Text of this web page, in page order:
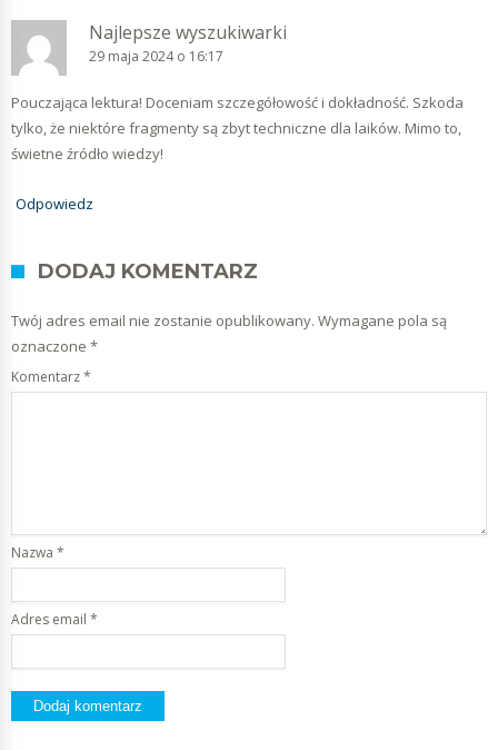
Najlepsze wyszukiwarki
29 maja 2024 o 16:17
Pouczająca lektura! Doceniam szczegółowość i dokładność. Szkoda
tylko, że niektóre fragmenty są zbyt techniczne dla laików. Mimo to,
świetne źródło wiedzy!
Odpowiedz
DODAJ KOMENTARZ
Twój adres email nie zostanie opublikowany. Wymagane pola są
oznaczone *
Komentarz*
Nazwa *
Adres email *